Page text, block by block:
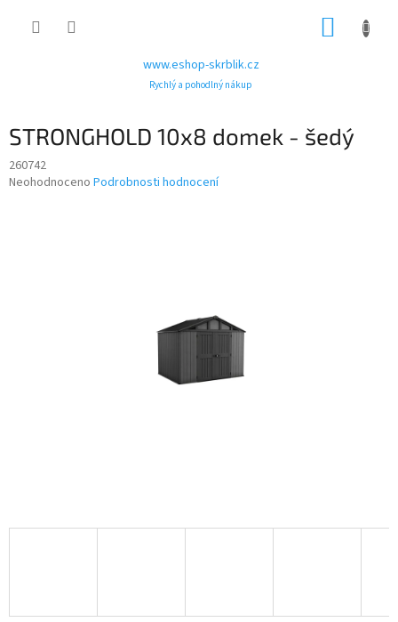
www.eshop-skrblik.cz
Rychlý a pohodlný nákup
STRONGHOLD 10x8 domek - šedý
260742
Průměrné
Neohodnoceno Podrobnosti hodnocení